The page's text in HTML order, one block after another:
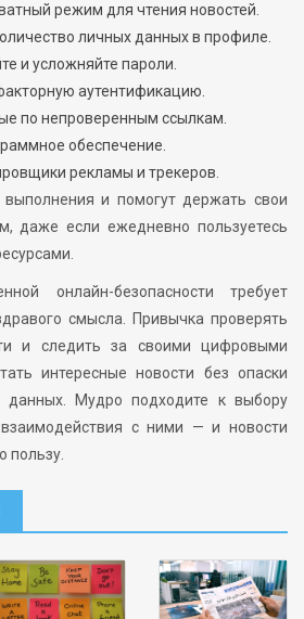
режим для чтения новостей.
личных данных в профиле.
и усложняйте пароли.
аутентификацию.
по непроверенным ссылкам.
обеспечение.
рекламы и трекеров.
и помогут держать свои
даже если ежедневно пользуетесь
онлайн-безопасности требует
смысла. Привычка проверять
и следить за своими цифровыми
интересные новости без опаски
данных. Мудро подходите к выбору
с ними — и новости
пользу.